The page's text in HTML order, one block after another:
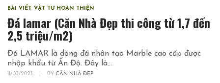
BÀI VIẾT, VẬT TƯ HOÀN THIỆN
Đá lamar (Căn Nhà Đẹp thi công từ 1,7 đến
2,5 triệu/m2)
Đá LAMAR là dòng đá nhân tạo Marble cao cấp được
nhập khẩu từ Ấn Độ. Đây là...
11/03/2023 BY CĂN NHÀ ĐẸP